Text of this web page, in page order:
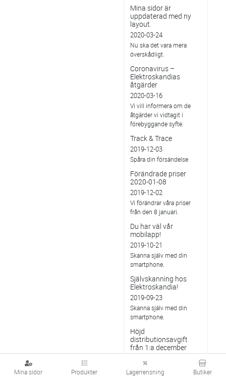
Mina sidor Produkter Lagerrensning Butiker
Mina sidor är
uppdaterad med ny
layout.
2020-03-24
Nu ska det vara mera
överskådligt.
Coronavirus –
Elektroskandias
åtgärder
2020-03-16
Vi vill informera om de
åtgärder vi vidtagit i
förebyggande syfte.
Track & Trace
2019-12-03
Spåra din försändelse
Förändrade priser
2020-01-08
2019-12-02
Vi förändrar våra priser
från den 8 januari.
Du har väl vår
mobilapp!
2019-10-21
Skanna själv med din
smartphone.
Självskanning hos
Elektroskandia!
2019-09-23
Skanna själv med din
smartphone.
Höjd
distributionsavgift
från 1:a december
2019
2019-08-28
Gäller vitvaror